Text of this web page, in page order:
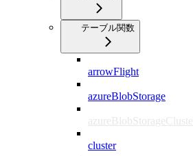
テーブル関数
arrowFlight
azureBlobStorage
azureBlobStorageCluster
cluster